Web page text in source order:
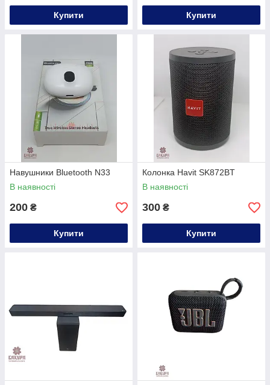
Купити Купити
Навушники Bluetooth N33
В наявності
200 ₴
Купити
Колонка Havit SK872BT
В наявності
300 ₴
Купити